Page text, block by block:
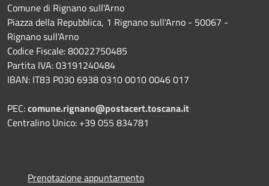
Comune di Rignano sull'Arno
Piazza della Repubblica, 1 Rignano sull'Arno - 50067 -
Rignano sull'Arno
Codice Fiscale: 80022750485
Partita IVA: 03191240484
IBAN: IT83 P030 6938 0310 0010 0046 017
PEC:comune.rignano@postacert.toscana.it
Centralino Unico: +39 055 834781
Prenotazione appuntamento